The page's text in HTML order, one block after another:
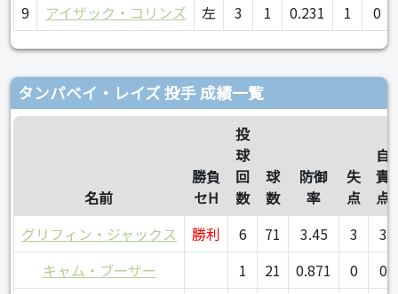
9
アイザック・コリンズ 左 3 1 0.231 1 0
タンパベイ・レイズ 投手 成績一覧
名前
勝負
セH
投
球
回
数
球
数
防御
率
失
点
自
責
点
グリフィン・ジャックス
勝利 6 71 3.45 3
3
キャム・ブーザー
1 21 0.871 0
0